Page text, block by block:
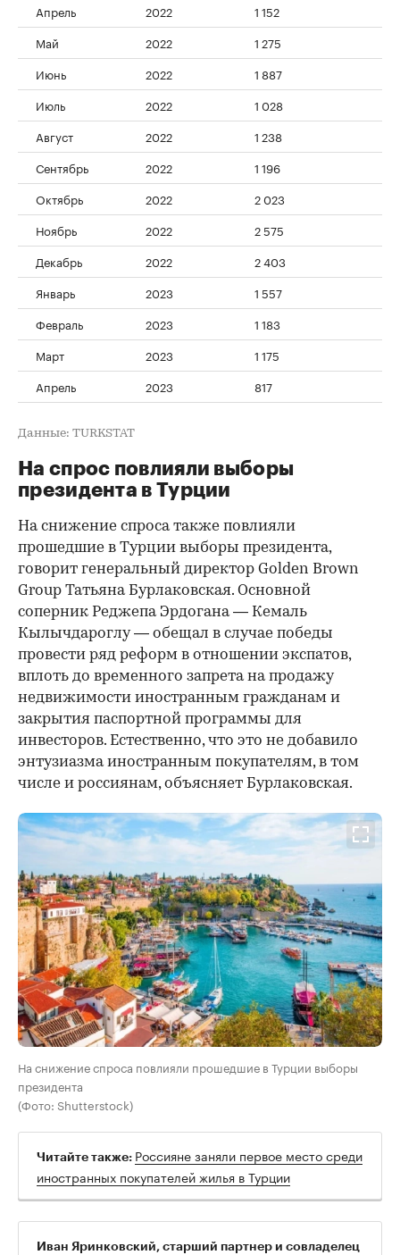
/ 00:00
Апрель 2022
1 152
Май
2022
1 275
Июнь
2022
1 887
Июль
2022
1 028
Август
2022
1 238
Сентябрь
2022
1 196
Октябрь
2022
2 023
Ноябрь
2022
2 575
Декабрь
2022
2 403
Январь
2023
1 557
Февраль
2023
1 183
Март
2023
1 175
Апрель
2023 817
Данные: TURKSTAT
На спрос повлияли выборы
президента в Турции
На снижение спроса также повлияли
прошедшие в Турции выборы президента,
говорит генеральный директор Golden Brown
Group Татьяна Бурлаковская. Основной
соперник Реджепа Эрдогана — Кемаль
Кылычдароглу — обещал в случае победы
провести ряд реформ в отношении экспатов,
вплоть до временного запрета на продажу
недвижимости иностранным гражданам и
закрытия паспортной программы для
инвесторов. Естественно, что это не добавило
энтузиазма иностранным покупателям, в том
числе и россиянам, объясняет Бурлаковская.
На снижение спроса повлияли прошедшие в Турции выборы
президента
(Фото: Shutterstock)
Читайте также: Россияне заняли первое место среди
иностранных покупателей жилья в Турции
Иван Яринковский, старший партнер и совладелец